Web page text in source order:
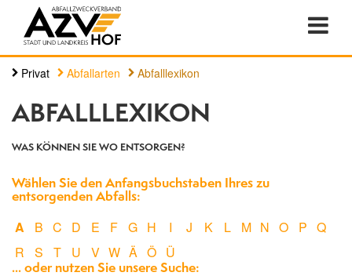
Privat Abfallarten Abfalllexikon
ABFALLLEXIKON
WAS KÖNNEN SIE WO ENTSORGEN?
Wählen Sie den Anfangsbuchstaben Ihres zu
entsorgenden Abfalls:
A B C D E F G H I J K L M N O P Q
R
S T U V W Ä Ö Ü
... oder nutzen Sie unsere Suche: